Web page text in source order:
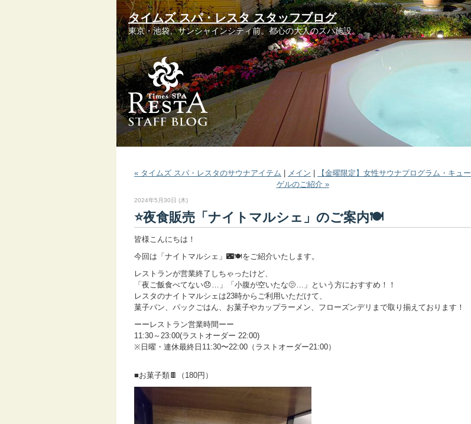
タイムズ スパ・レスタ スタッフブログ
東京・池袋、サンシャインシティ前。都心の大人のスパ施設。
« タイムズ スパ・レスタのサウナアイテム メイン
【金曜限定】女性サウナプログラム・キュー
ゲルのご紹介 »
2024年5月30日 (木)
⭐️夜食販売「ナイトマルシェ」のご案内🍽️
皆様こんにちは！
今回は「ナイトマルシェ」🌃🍽️をご紹介いたします。
レストランが営業終了しちゃったけど、
「夜ご飯食べてない😞…」「小腹が空いたな🫤…」という方におすすめ！！
レスタのナイトマルシェは23時からご利用いただけて、
菓子パン、パックごはん、お菓子やカップラーメン、フローズンデリまで取り揃えております！
ーーレストラン営業時間ーー
11:30～23:00(ラストオーダー 22:00)
※日曜・連休最終日11:30〜22:00（ラストオーダー21:00）
■お菓子類🍫（180円）